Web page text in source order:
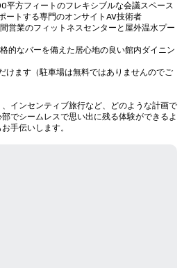
方フィートのフレキシブルな会議スペース
ートする専門のオンサイトAV技術者
営業のフィットネスセンターと屋外温水プー
的なバーを備えた居心地の良い館内ダイニン
けます（駐車場は無料ではありませんのでご
インセンティブ旅行など、どのような計画で
でシームレスで思い出に残る体験ができるよ
手伝いします。